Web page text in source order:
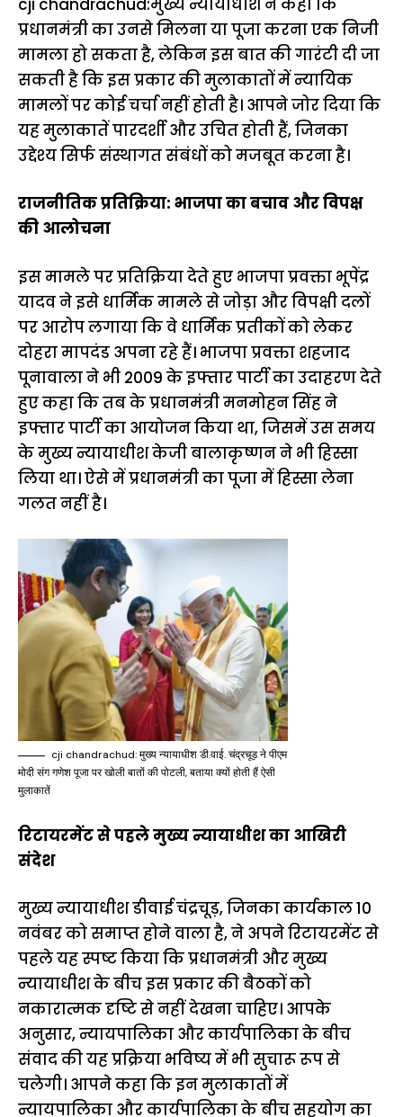
प्रधानमंत्री का उनसे मिलना या पूजा करना एक निजी
मामला हो सकता है, लेकिन इस बात की गारंटी दी जा
सकती है कि इस प्रकार की मुलाकातों में न्यायिक
मामलों पर कोई चर्चा नहीं होती है। आपने जोर दिया कि
यह मुलाकातें पारदर्शी और उचित होती हैं, जिनका
उद्देश्य सिर्फ संस्थागत संबंधों को मजबूत करना है।
राजनीतिक प्रतिक्रिया: भाजपा का बचाव और विपक्ष
की आलोचना
इस मामले पर प्रतिक्रिया देते हुए भाजपा प्रवक्ता भूपेंद्र
यादव ने इसे धार्मिक मामले से जोड़ा और विपक्षी दलों
पर आरोप लगाया कि वे धार्मिक प्रतीकों को लेकर
दोहरा मापदंड अपना रहे हैं। भाजपा प्रवक्ता शहजाद
पूनावाला ने भी 2009 के इफ्तार पार्टी का उदाहरण देते
हुए कहा कि तब के प्रधानमंत्री मनमोहन सिंह ने
इफ्तार पार्टी का आयोजन किया था, जिसमें उस समय
के मुख्य न्यायाधीश केजी बालाकृष्णन ने भी हिस्सा
लिया था। ऐसे में प्रधानमंत्री का पूजा में हिस्सा लेना
गलत नहीं है।
cji chandrachud: मुख्य न्यायाधीश डी.वाई. चंद्रचूड़ ने पीएम
मोदी संग गणेश पूजा पर खोली बातों की पोटली, बताया क्यों होती हैं ऐसी
मुलाकातें
रिटायरमेंट से पहले मुख्य न्यायाधीश का आखिरी
संदेश
मुख्य न्यायाधीश डीवाई चंद्रचूड़, जिनका कार्यकाल 10
नवंबर को समाप्त होने वाला है, ने अपने रिटायरमेंट से
पहले यह स्पष्ट किया कि प्रधानमंत्री और मुख्य
न्यायाधीश के बीच इस प्रकार की बैठकों को
नकारात्मक दृष्टि से नहीं देखना चाहिए। आपके
अनुसार, न्यायपालिका और कार्यपालिका के बीच
संवाद की यह प्रक्रिया भविष्य में भी सुचारू रूप से
चलेगी। आपने कहा कि इन मुलाकातों में
न्यायपालिका और कार्यपालिका के बीच सहयोग का